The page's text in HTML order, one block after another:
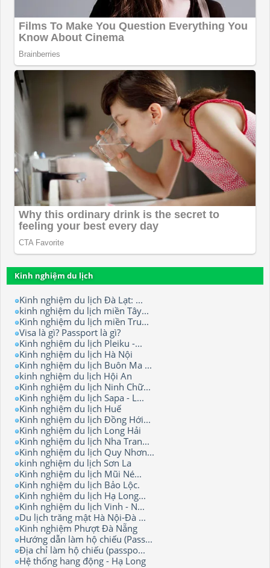
Kinh nghiệm du lịch
Kinh nghiệm du lịch Đà Lạt: ...
kinh nghiệm du lịch miền Tây...
Kinh nghiệm du lịch miền Tru...
Visa là gì? Passport là gì?
Kinh nghiệm du lịch Pleiku -...
Kinh nghiệm du lịch Hà Nội
Kinh nghiệm du lịch Buôn Ma ...
kinh nghiệm du lịch Hội An
Kinh nghiệm du lịch Ninh Chữ...
Kinh nghiệm du lịch Sapa - L...
Kinh nghiệm du lịch Huế
Kinh nghiệm du lịch Đồng Hới...
Kinh nghiệm du lịch Long Hải
Kinh nghiệm du lịch Nha Tran...
Kinh nghiệm du lịch Quy Nhơn...
kinh nghiệm du lịch Sơn La
Kinh nghiệm du lịch Mũi Né...
Kinh nghiệm du lịch Bảo Lộc.
Kinh nghiệm du lịch Hạ Long...
Kinh nghiệm du lịch Vinh - N...
Du lịch trăng mật Hà Nội-Đà ...
Kinh nghiệm Phượt Đà Nẵng
Hướng dẫn làm hộ chiếu (Pass...
Địa chỉ làm hộ chiếu (passpo...
Hệ thống hang động - Hạ Long